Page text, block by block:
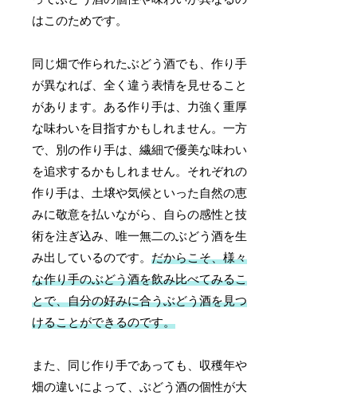
はこのためです。
同じ畑で作られたぶどう酒でも、作り手
が異なれば、全く違う表情を見せること
があります。ある作り手は、力強く重厚
な味わいを目指すかもしれません。一方
で、別の作り手は、繊細で優美な味わい
を追求するかもしれません。それぞれの
作り手は、土壌や気候といった自然の恵
みに敬意を払いながら、自らの感性と技
術を注ぎ込み、唯一無二のぶどう酒を生
み出しているのです。だからこそ、様々
な作り手のぶどう酒を飲み比べてみるこ
とで、自分の好みに合うぶどう酒を見つ
けることができるのです。
また、同じ作り手であっても、収穫年や
畑の違いによって、ぶどう酒の個性が大